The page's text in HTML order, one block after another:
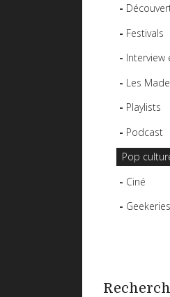
Festivals
Interview
Les
Playlists
Podcast
Pop
Ciné
Geekeries